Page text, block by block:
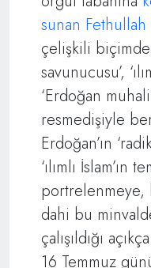
sunan Fethullah
çelişkili biçimde
savunucusu’,
‘Erdoğan
resmedişiyle
Erdoğan’ın
‘ılımlı İslam’ın
portrelenmeye,
dahi bu
çalışıldığı
16 Temmuz